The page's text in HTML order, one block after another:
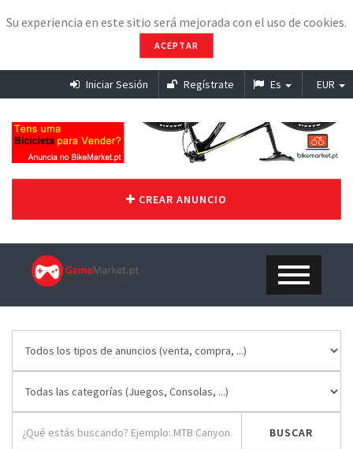
Su experiencia en este sitio será mejorada con el uso de cookies.
ACEPTAR
Iniciar Sesión Regístrate Es EUR
CREAR ANUNCIO